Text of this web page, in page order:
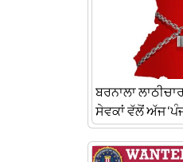
ਬਰਨਾਲਾ
ਸੇਵਕਾਂ ਵੱਲੋਂ ਅੱਜ